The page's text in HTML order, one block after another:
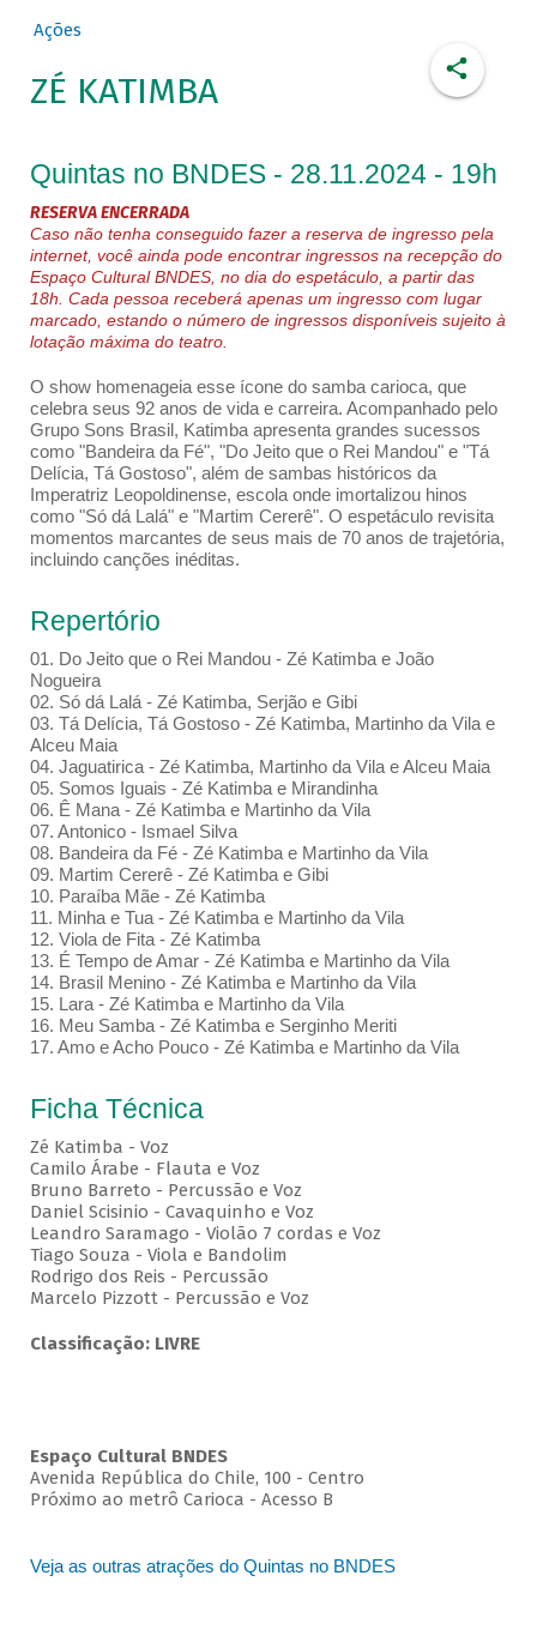
Ações
ZÉ KATIMBA
Quintas no BNDES - 28.11.2024 - 19h
RESERVA ENCERRADA
Caso não tenha conseguido fazer a reserva de ingresso pela
internet, você ainda pode encontrar ingressos na recepção do
Espaço Cultural BNDES, no dia do espetáculo, a partir das
18h. Cada pessoa receberá apenas um ingresso com lugar
marcado, estando o número de ingressos disponíveis sujeito à
lotação máxima do teatro.
O show homenageia esse ícone do samba carioca, que
celebra seus 92 anos de vida e carreira. Acompanhado pelo
Grupo Sons Brasil, Katimba apresenta grandes sucessos
como "Bandeira da Fé", "Do Jeito que o Rei Mandou" e "Tá
Delícia, Tá Gostoso", além de sambas históricos da
Imperatriz Leopoldinense, escola onde imortalizou hinos
como "Só dá Lalá" e "Martim Cererê". O espetáculo revisita
momentos marcantes de seus mais de 70 anos de trajetória,
incluindo canções inéditas.
Repertório
01. Do Jeito que o Rei Mandou - Zé Katimba e João
Nogueira
02. Só dá Lalá - Zé Katimba, Serjão e Gibi
03. Tá Delícia, Tá Gostoso - Zé Katimba, Martinho da Vila e
Alceu Maia
04. Jaguatirica - Zé Katimba, Martinho da Vila e Alceu Maia
05. Somos Iguais - Zé Katimba e Mirandinha
06. Ê Mana - Zé Katimba e Martinho da Vila
07. Antonico - Ismael Silva
08. Bandeira da Fé - Zé Katimba e Martinho da Vila
09. Martim Cererê - Zé Katimba e Gibi
10. Paraíba Mãe - Zé Katimba
11. Minha e Tua - Zé Katimba e Martinho da Vila
12. Viola de Fita - Zé Katimba
13. É Tempo de Amar - Zé Katimba e Martinho da Vila
14. Brasil Menino - Zé Katimba e Martinho da Vila
15. Lara - Zé Katimba e Martinho da Vila
16. Meu Samba - Zé Katimba e Serginho Meriti
17. Amo e Acho Pouco - Zé Katimba e Martinho da Vila
Ficha Técnica
Zé Katimba - Voz
Camilo Árabe - Flauta e Voz
Bruno Barreto - Percussão e Voz
Daniel Scisinio - Cavaquinho e Voz
Leandro Saramago - Violão 7 cordas e Voz
Tiago Souza - Viola e Bandolim
Rodrigo dos Reis - Percussão
Marcelo Pizzott - Percussão e Voz
Classificação: LIVRE
Espaço Cultural BNDES
Avenida República do Chile, 100 - Centro
Próximo ao metrô Carioca - Acesso B
Veja as outras atrações do Quintas no BNDES